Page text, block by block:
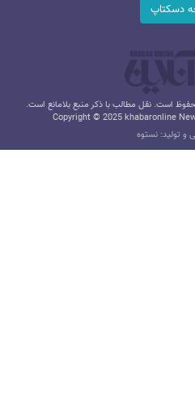
دسکتاپ
است. نقل مطالب با ذکر منبع بلامانع است.
Copyright © 2025 khabaronline
و تولید: نستوه